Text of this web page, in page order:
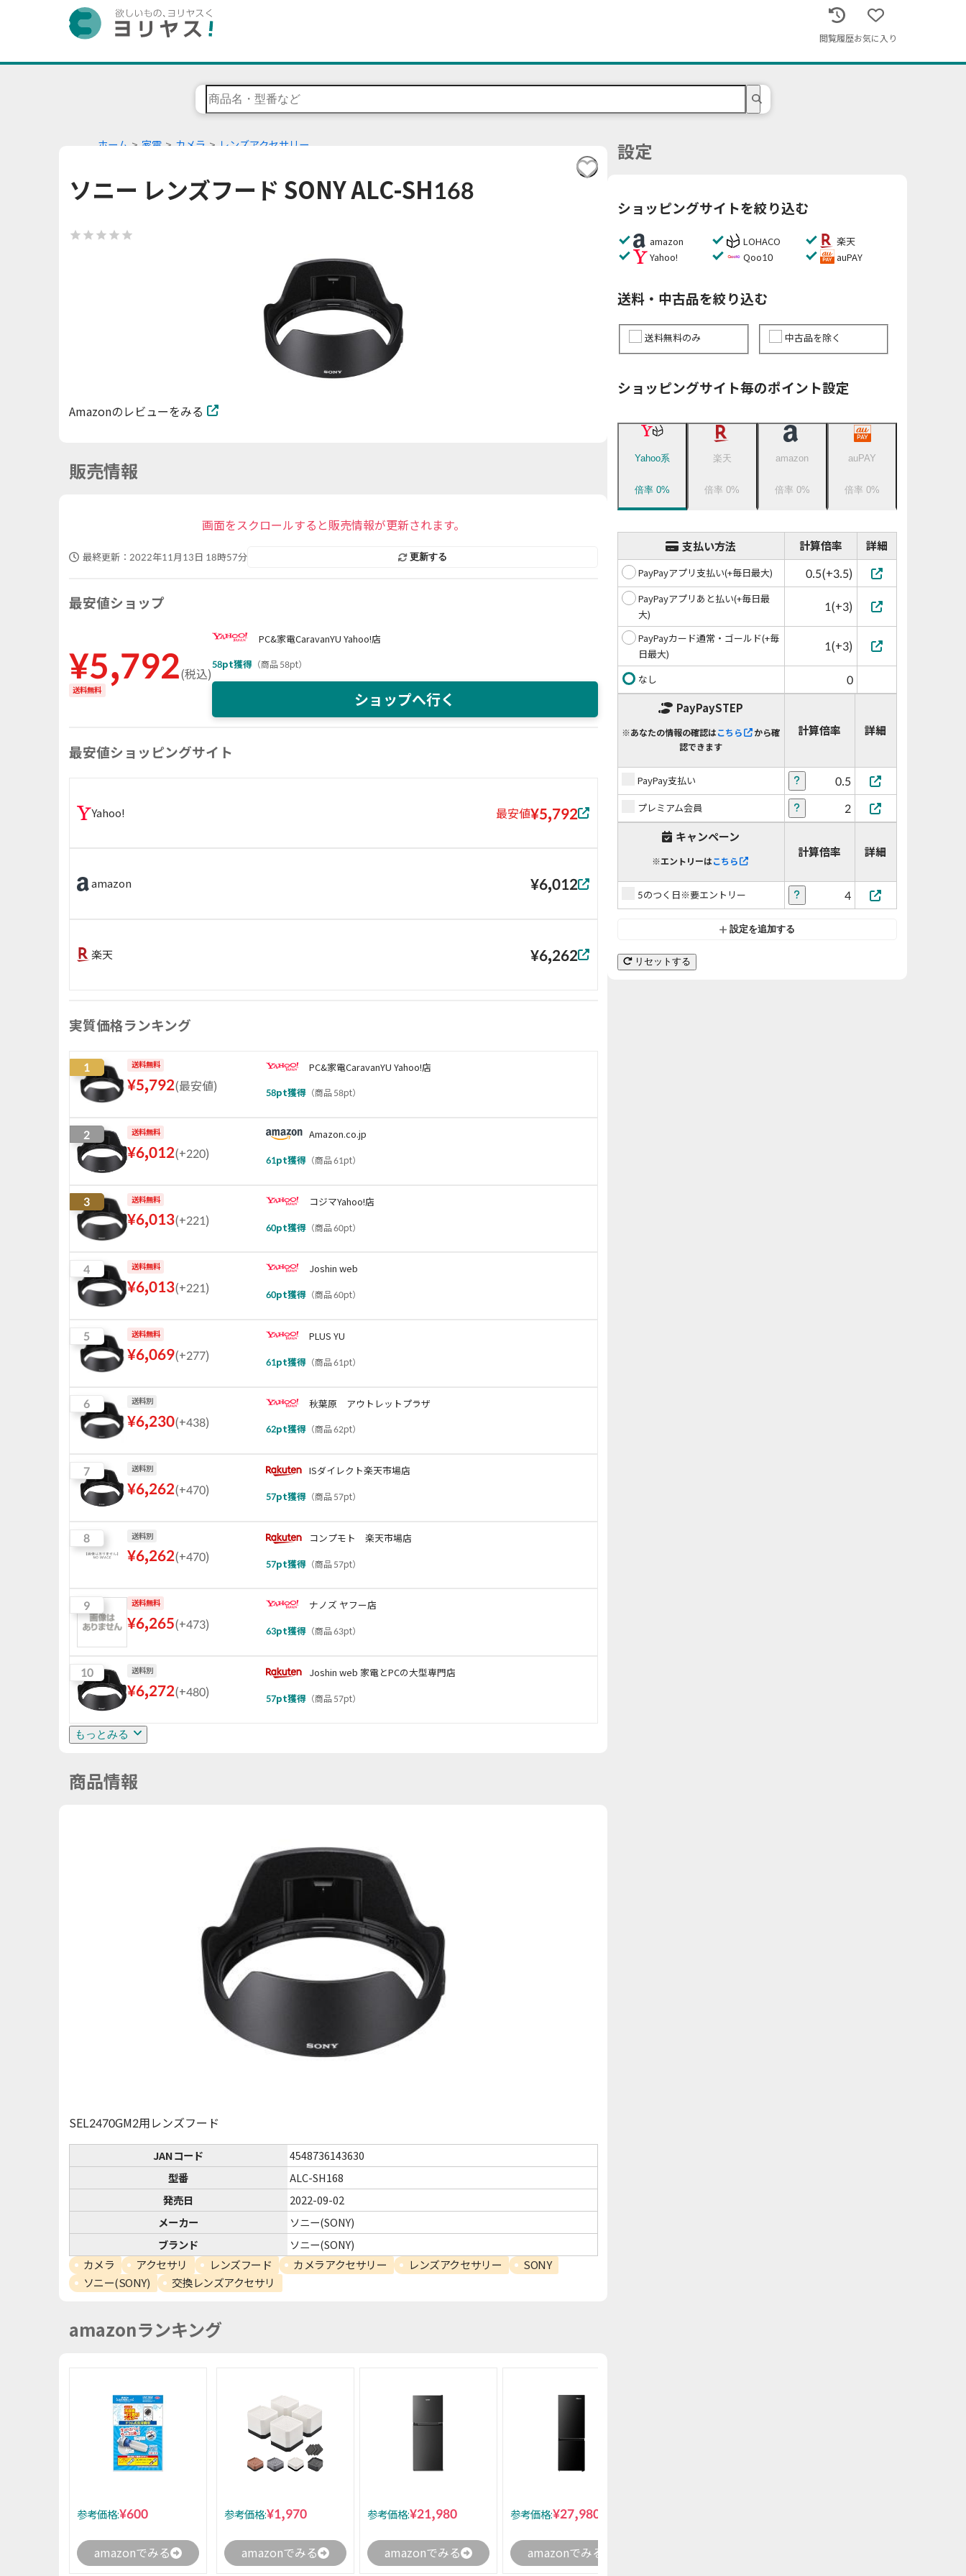
閲覧履歴お気に入り
ホーム 家電 カメラ レンズアクセサリー
ソニー レンズフード SONY ALC-SH168
Amazonのレビューをみる
販売情報
画面をスクロールすると販売情報が更新されます。
最終更新： 2022年11月13日 18時57分 更新する
最安値ショップ
¥5,792(税込)
送料無料
PC&家電CaravanYU Yahoo!店
58pt獲得 （商品 58pt）
ショップへ行く
最安値ショッピングサイト
Yahoo! 最安値¥5,792
amazon ¥6,012
楽天 ¥6,262
実質価格ランキング
1 送料無料
¥5,792(最安値)
PC&家電CaravanYU Yahoo!店
58pt獲得 （商品 58pt）
2 送料無料
¥6,012(+220)
Amazon.co.jp
61pt獲得 （商品 61pt）
3 送料無料
¥6,013(+221)
コジマYahoo!店
60pt獲得 （商品 60pt）
4 送料無料
¥6,013(+221)
Joshin web
60pt獲得 （商品 60pt）
5 送料無料
¥6,069(+277)
PLUS YU
61pt獲得 （商品 61pt）
6 送料別
¥6,230(+438)
秋葉原 アウトレットプラザ
62pt獲得 （商品 62pt）
7 送料別
¥6,262(+470)
ISダイレクト楽天市場店
57pt獲得 （商品 57pt）
8 送料別
¥6,262(+470)
コンプモト 楽天市場店
57pt獲得 （商品 57pt）
9 送料無料
¥6,265(+473)
ナノズ ヤフー店
63pt獲得 （商品 63pt）
10 送料別
¥6,272(+480)
Joshin web 家電とPCの大型専門店
57pt獲得 （商品 57pt）
もっとみる
商品情報
SEL2470GM2用レンズフード
JANコード
4548736143630
型番
ALC-SH168
発売日
2022-09-02
メーカー
ソニー(SONY)
ブランド
ソニー(SONY)
カメラ アクセサリ レンズフード カメラアクセサリー レンズアクセサリー
SONY
ソニー(SONY)
交換レンズアクセサリ
amazonランキング
参考価格:¥600
amazonでみる
参考価格:¥1,970
amazonでみる
参考価格:¥21,980
amazonでみる
参考価格:¥27,980
amazonでみる
設定
ショッピングサイトを絞り込む
amazon LOHACO
楽天
Yahoo!
Qoo10 auPAY
送料・中古品を絞り込む
送料無料のみ 中古品を除く
ショッピングサイト毎のポイント設定
Yahoo系
倍率0%
楽天
倍率0%
amazon
倍率 0%
auPAY
倍率0%
支払い方法 計算倍率 詳細
PayPayアプリ支払い(+毎日最大) 0.5(+3.5)
PayPayアプリあと払い(+毎日最
大)
1(+3)
PayPayカード通常・ゴールド(+毎
日最大)
1(+3)
なし 0
PayPaySTEP
※あなたの情報の確認はこちら
から確
認できます
計算倍率 詳細
PayPay支払い 0.5
プレミアム会員 2
キャンペーン
※エントリーはこちら
計算倍率 詳細
5のつく日※要エントリー 4
設定を追加する
リセットする